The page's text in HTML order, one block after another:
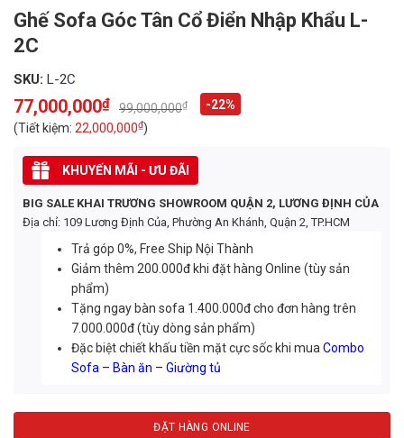
Ghế Sofa Góc Tân Cổ Điển Nhập Khẩu L-
2C
SKU: L-2C
99,000,000₫
Original
price
was:
99,000,000₫.
77,000,000₫
Current
price
is:
77,000,000₫.
-22%
(Tiết kiệm: 22,000,000₫)
KHUYẾN MÃI - ƯU ĐÃI
BIG SALE KHAI TRƯƠNG SHOWROOM QUẬN 2, LƯƠNG ĐỊNH CỦA
Địa chỉ: 109 Lương Định Của, Phường An Khánh, Quận 2, TP.HCM
Trả góp 0%, Free Ship Nội Thành
Giảm thêm 200.000đ khi đặt hàng Online (tùy sản
phẩm)
Tặng ngay bàn sofa 1.400.000đ cho đơn hàng trên
7.000.000đ (tùy dòng sản phẩm)
Đặc biệt chiết khấu tiền mặt cực sốc khi muaCombo
Sofa – Bàn ăn – Giường tủ
ĐẶT HÀNG ONLINE